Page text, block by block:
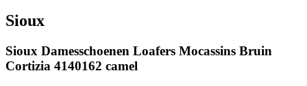
Sioux
Sioux Damesschoenen Loafers Mocassins Bruin
Cortizia 4140162 camel